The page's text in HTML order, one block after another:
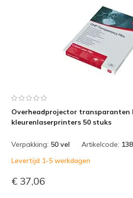
Overheadprojector transparanten
kleurenlaserprinters 50 stuks
Verpakking: 50 vel Artikelcode:
Levertijd 1-5 werkdagen
€ 37,06